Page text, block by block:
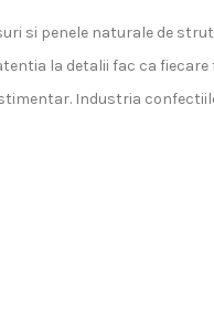
si penele naturale de
la detalii fac ca
Industria
furnizorii nostri: